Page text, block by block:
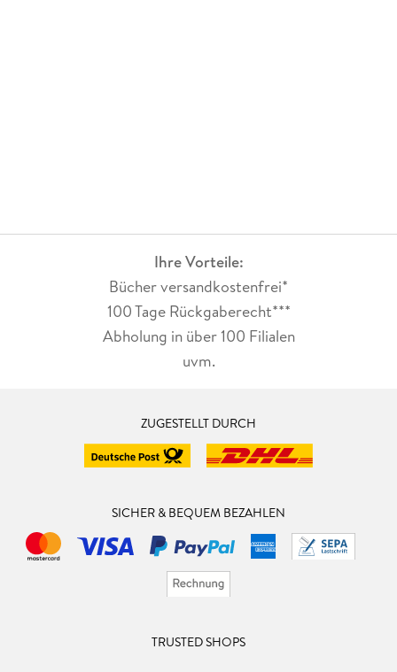
Ihre Vorteile:
Bücher versandkostenfrei*
100 Tage Rückgaberecht***
Abholung in über 100 Filialen
uvm.
ZUGESTELLT DURCH
SICHER & BEQUEM BEZAHLEN
TRUSTED SHOPS